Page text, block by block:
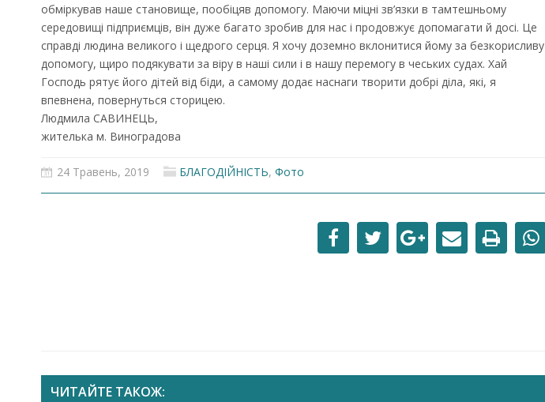
обміркував наше становище, пообіцяв допомогу. Маючи міцні зв’язки в тамтешньому
середовищі підприємців, він дуже багато зробив для нас і продовжує допомагати й досі. Це
справді людина великого і щедрого серця. Я хочу доземно вклонитися йому за безкорисливу
допомогу, щиро подякувати за віру в наші сили і в нашу перемогу в чеських судах. Хай
Господь рятує його дітей від біди, а самому додає наснаги творити добрі діла, які, я
впевнена, повернуться сторицею.
Людмила САВИНЕЦЬ,
жителька м. Виноградова
24 Травень, 2019 БЛАГОДІЙНІСТЬ, Фото
ЧИТАЙТЕ ТАКОЖ: